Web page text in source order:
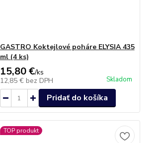
GASTRO Koktejlové poháre ELYSIA 435
ml (4 ks)
15,80 €/ks
12,85 € bez DPH Skladom
Pridať do košíka
TOP produkt